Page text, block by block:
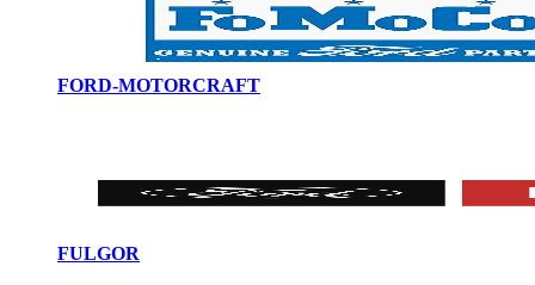
FORD-MOTORCRAFT
FULGOR